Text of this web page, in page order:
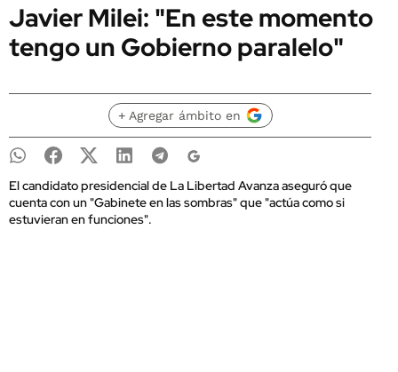
Javier Milei: "En este momento
tengo un Gobierno paralelo"
+ Agregar ámbito en
El candidato presidencial de La Libertad Avanza aseguró que
cuenta con un "Gabinete en las sombras" que "actúa como si
estuvieran en funciones".